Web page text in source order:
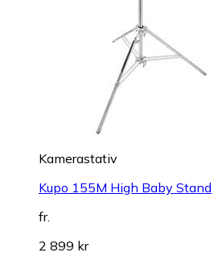
Kamerastativ
Kupo 155M High Baby Stand
fr.
2 899 kr